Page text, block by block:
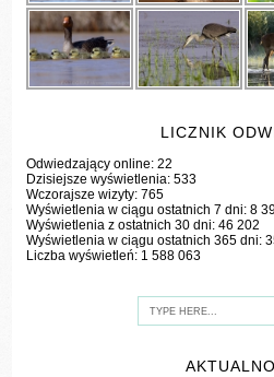
LICZNIK
Odwiedzający online:22
Dzisiejsze wyświetlenia:533
Wczorajsze wizyty:765
Wyświetlenia w ciągu ostatnich 7 dni:8
Wyświetlenia z ostatnich 30 dni:46 202
Wyświetlenia w ciągu ostatnich 365 dni:
Liczba wyświetleń: 1 588 063